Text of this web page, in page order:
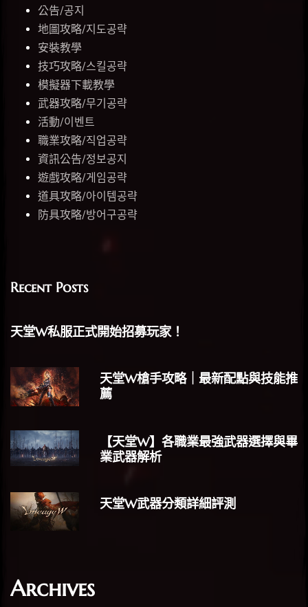
公告/공지
地圖攻略/지도공략
安裝教學
技巧攻略/스킬공략
模擬器下載教學
武器攻略/무기공략
活動/이벤트
職業攻略/직업공략
資訊公告/정보공지
遊戲攻略/게임공략
道具攻略/아이템공략
防具攻略/방어구공략
Recent Posts
天堂W私服正式開始招募玩家！
天堂W槍手攻略｜最新配點與技能推
薦
【天堂W】各職業最強武器選擇與畢
業武器解析
天堂W武器分類詳細評測
Archives